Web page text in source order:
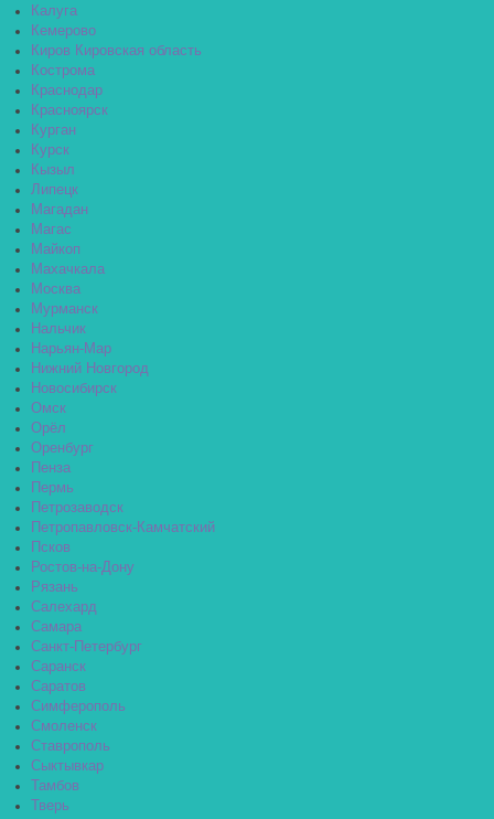
Калуга
Кемерово
Киров Кировская область
Кострома
Краснодар
Красноярск
Курган
Курск
Кызыл
Липецк
Магадан
Магас
Майкоп
Махачкала
Москва
Мурманск
Нальчик
Нарьян-Мар
Нижний Новгород
Новосибирск
Омск
Орёл
Оренбург
Пенза
Пермь
Петрозаводск
Петропавловск-Камчатский
Псков
Ростов-на-Дону
Рязань
Салехард
Самара
Санкт-Петербург
Саранск
Саратов
Симферополь
Смоленск
Ставрополь
Сыктывкар
Тамбов
Тверь